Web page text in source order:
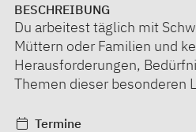
BESCHREIBUNG
Du arbeitest täglich mit
Müttern oder Familien und
Herausforderungen,
Themen dieser besonderen
Termine